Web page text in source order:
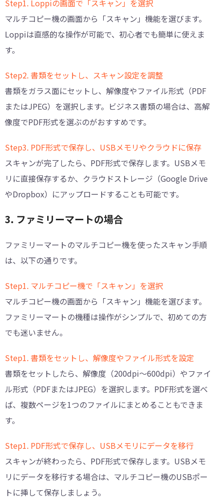
Step1. Loppiの画面で「スキャン」を選択
マルチコピー機の画面から「スキャン」機能を選びます。
Loppiは直感的な操作が可能で、初心者でも簡単に使えま
す。
Step2. 書類をセットし、スキャン設定を調整
書類をガラス面にセットし、解像度やファイル形式（PDF
またはJPEG）を選択します。ビジネス書類の場合は、高解
像度でPDF形式を選ぶのがおすすめです。
Step3. PDF形式で保存し、USBメモリやクラウドに保存
スキャンが完了したら、PDF形式で保存します。USBメモ
リに直接保存するか、クラウドストレージ（Google Drive
やDropbox）にアップロードすることも可能です。
3. ファミリーマートの場合
ファミリーマートのマルチコピー機を使ったスキャン手順
は、以下の通りです。
Step1. マルチコピー機で「スキャン」を選択
マルチコピー機の画面から「スキャン」機能を選びます。
ファミリーマートの機種は操作がシンプルで、初めての方
でも迷いません。
Step1. 書類をセットし、解像度やファイル形式を設定
書類をセットしたら、解像度（200dpi～600dpi）やファイ
ル形式（PDFまたはJPEG）を選択します。PDF形式を選べ
ば、複数ページを1つのファイルにまとめることもできま
す。
Step1. PDF形式で保存し、USBメモリにデータを移行
スキャンが終わったら、PDF形式で保存します。USBメモ
リにデータを移行する場合は、マルチコピー機のUSBポー
トに挿して保存しましょう。